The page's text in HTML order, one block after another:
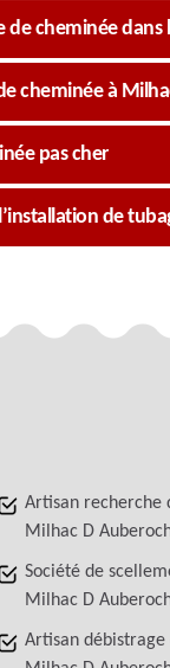
de cheminée dans
cheminée à
pas cher
de
Artisan recherche
Milhac D
Société de
Milhac D
Artisan